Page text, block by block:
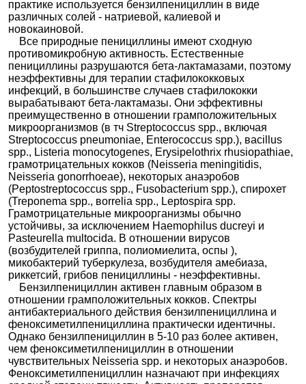
практике используется бензилпенициллин в виде
различных солей - натриевой, калиевой и
новокаиновой.
Все природные пенициллины имеют сходную
противомикробную активность. Естественные
пенициллины разрушаются бета-лактамазами, поэтому
неэффективны для терапии стафилококковых
инфекций, в большинстве случаев стафилококки
вырабатывают бета-лактамазы. Они эффективны
преимущественно в отношении грамположительных
микроорганизмов (в тч Streptococcus spp., включая
Streptococcus pneumoniae, Enterococcus spp.), вacillus
spp., Listeria monocytogenes, Erysipelothrix rhusiopathiae,
грамотрицательных кокков (Neisseria meningitidis,
Neisseria gonorrhoeae), некоторых анаэробов
(Peptostreptococcus spp., Fusobacterium spp.), спирохет
(Treponema spp., вorrelia spp., Leptospira spp.
Грамотрицательные микроорганизмы обычно
устойчивы, за исключением Haemophilus ducreyi и
Pasteurella multocida. В отношении вирусов
(возбудителей гриппа, полиомиелита, оспы ),
микобактерий туберкулеза, возбудителя амебиаза,
риккетсий, грибов пенициллины - неэффективны.
Бензилпенициллин активен главным образом в
отношении грамположительных кокков. Спектры
антибактериального действия бензилпенициллина и
феноксиметилпенициллина практически идентичны.
Однако бензилпенициллин в 5-10 раз более активен,
чем феноксиметилпенициллин в отношении
чувствительных Neisseria spp. и некоторых анаэробов.
Феноксиметилпенициллин назначают при инфекциях